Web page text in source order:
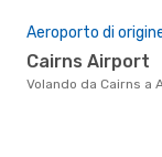
Aeroporto di
Cairns Airport
Volando da Cairns a